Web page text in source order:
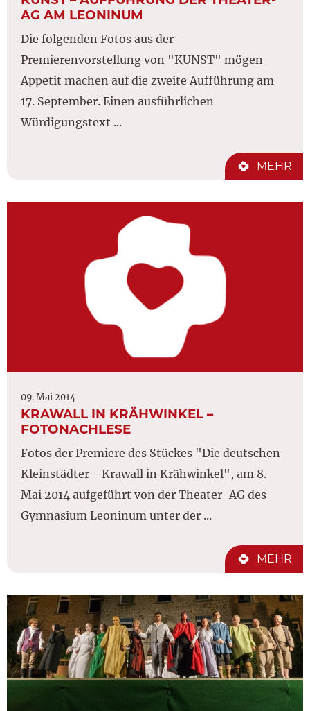
AG AM LEONINUM
Die folgenden Fotos aus der
Premierenvorstellung von "KUNST" mögen
Appetit machen auf die zweite Aufführung am
17. September. Einen ausführlichen
Würdigungstext ...
MEHR
09. Mai 2014
KRAWALL IN KRÄHWINKEL –
FOTONACHLESE
Fotos der Premiere des Stückes "Die deutschen
Kleinstädter - Krawall in Krähwinkel", am 8.
Mai 2014 aufgeführt von der Theater-AG des
Gymnasium Leoninum unter der ...
MEHR